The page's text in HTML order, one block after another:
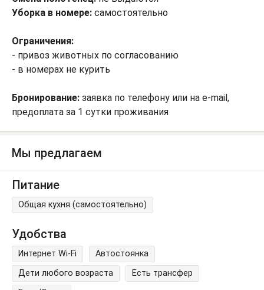
Уборка в номере: самостоятельно
Ограничения:
- привоз животных по согласованию
- в номерах не курить
Бронирование: заявка по телефону или на e-mail,
предоплата за 1 сутки проживания
Мы предлагаем
Питание
Общая кухня (самостоятельно)
Удобства
Интернет Wi-Fi
Автостоянка
Дети любого возраста
Есть трансфер